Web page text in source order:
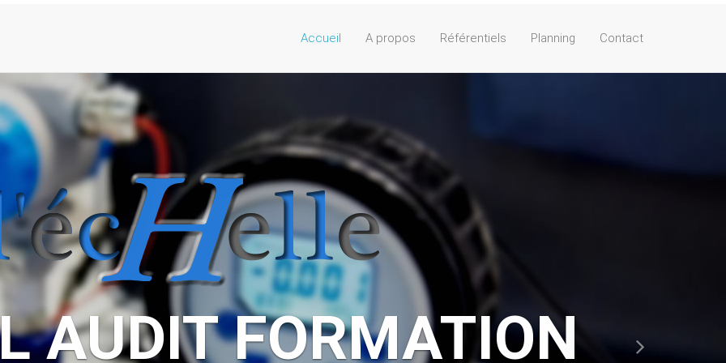
Accueil A propos Référentiels Planning Contact
FONT CONFIANCE
ISO 17025 - Laboratoires d'étalonnages et d'essais